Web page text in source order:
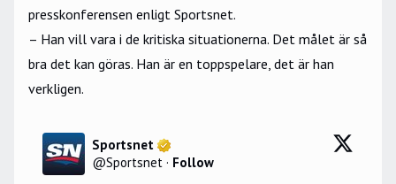
presskonferensen enligt Sportsnet.
– Han vill vara i de kritiska situationerna. Det målet är så
bra det kan göras. Han är en toppspelare, det är han
verkligen.
Sportsnet
@Sportsnet · Follow